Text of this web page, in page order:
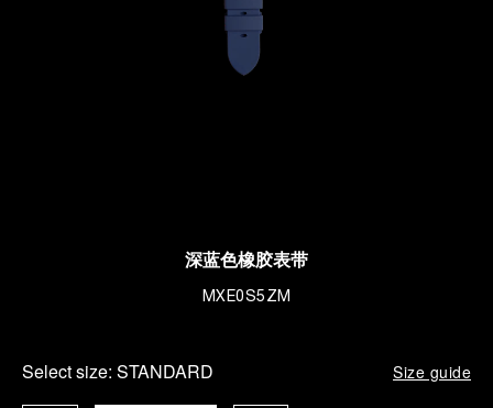
深蓝色橡胶表带
MXE0S5ZM
Select size: STANDARD Size guide